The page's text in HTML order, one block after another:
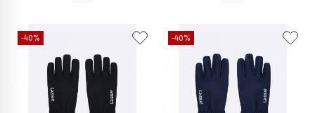
-40% -40%